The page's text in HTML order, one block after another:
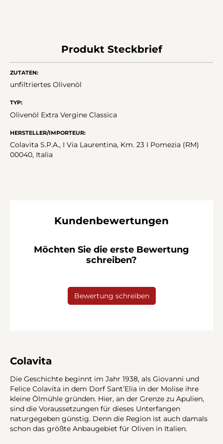
Produkt Steckbrief
ZUTATEN:
unfiltriertes Olivenöl
TYP:
Olivenöl Extra Vergine Classica
HERSTELLER/IMPORTEUR:
Colavita S.P.A., I Via Laurentina, Km. 23 I Pomezia (RM)
00040, Italia
Kundenbewertungen
Möchten Sie die erste Bewertung
schreiben?
Bewertung schreiben
Colavita
Die Geschichte beginnt im Jahr 1938, als Giovanni und
Felice Colavita in dem Dorf Sant’Elia in der Molise ihre
kleine Ölmühle gründen. Hier, an der Grenze zu Apulien,
sind die Voraussetzungen für dieses Unterfangen
naturgegeben günstig. Denn die Region ist auch damals
schon das größte Anbaugebiet für Oliven in Italien.